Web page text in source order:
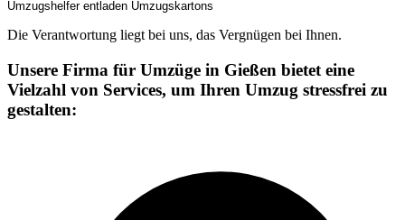
Umzugshelfer entladen Umzugskartons
Die Verantwortung liegt bei uns, das Vergnügen bei Ihnen.
Unsere Firma für Umzüge in Gießen bietet eine
Vielzahl von Services, um Ihren Umzug stressfrei zu
gestalten: